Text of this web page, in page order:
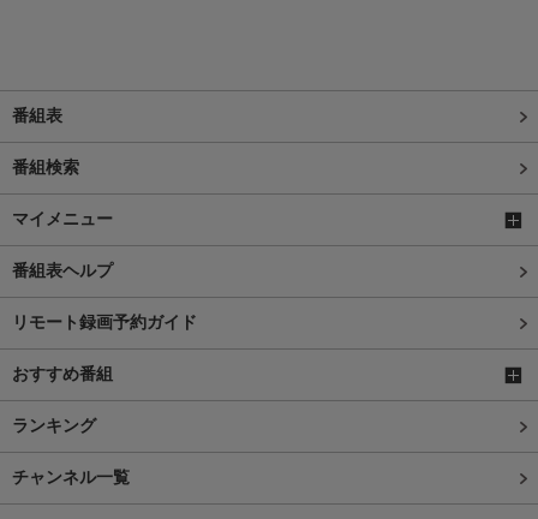
番組表
番組検索
マイメニュー
番組表ヘルプ
リモート録画予約ガイド
おすすめ番組
ランキング
チャンネル一覧